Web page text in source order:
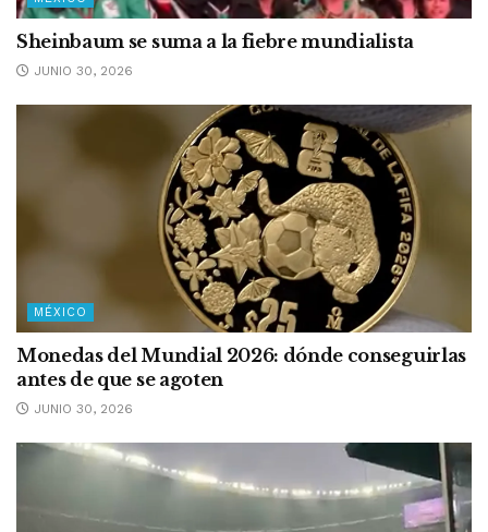
Sheinbaum se suma a la fiebre mundialista
JUNIO 30, 2026
MÉXICO
Monedas del Mundial 2026: dónde conseguirlas
antes de que se agoten
JUNIO 30, 2026